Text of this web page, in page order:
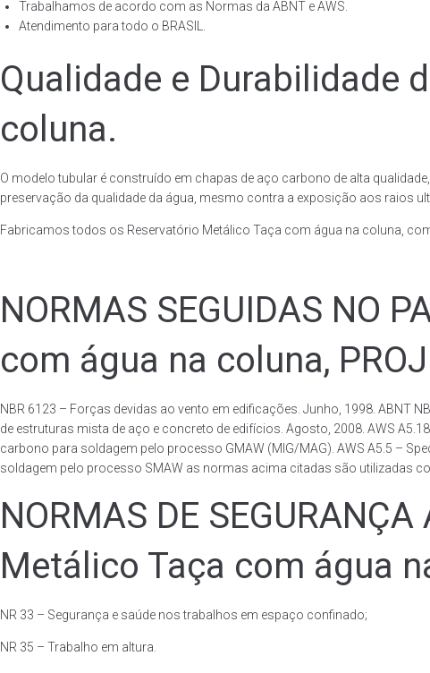
Trabalhamos de acordo com as Normas da ABNT e AWS.
Atendimento para todo o BRASIL.
Qualidade e Durabilidade
coluna.
O modelo tubular é construído em chapas de aço carbono de alta
preservação da qualidade da água, mesmo contra a exposição aos raios
Fabricamos todos os Reservatório Metálico Taça com água na coluna,
NORMAS SEGUIDAS NO
com água na coluna,
NBR 6123 – Forças devidas ao vento em edificações. Junho, 1998. ABNT
de estruturas mista de aço e concreto de edifícios. Agosto, 2008. AWS
carbono para soldagem pelo processo GMAW (MIG/MAG). AWS A5.5 –
soldagem pelo processo SMAW as normas acima citadas são utilizadas
NORMAS DE
Metálico Taça com água
NR 33 – Segurança e saúde nos trabalhos em espaço confinado;
NR 35 – Trabalho em altura.